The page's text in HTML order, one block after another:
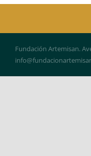
Fundación Artemisan.